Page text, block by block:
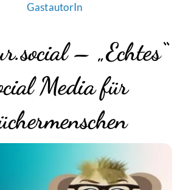
GastautorIn
– „Echtes“
Media für